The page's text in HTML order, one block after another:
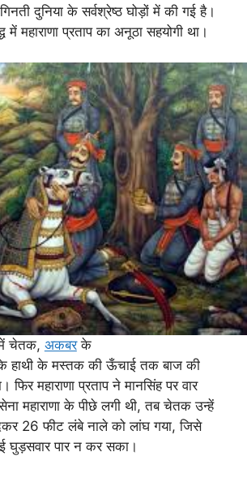
दुनिया के सर्वश्रेष्ठ घोड़ों में की गई है।
में महाराणा प्रताप का अनूठा सहयोगी था।
में चेतक, अकबरके
के हाथी के मस्तक की ऊँचाई तक बाज की
महाराणा प्रताप ने मानसिंह पर वार
महाराणा के पीछे लगी थी, तब चेतक उन्हें
26 फीट लंबे नाले को लांघ गया, जिसे
घुड़सवार पार न कर सका।